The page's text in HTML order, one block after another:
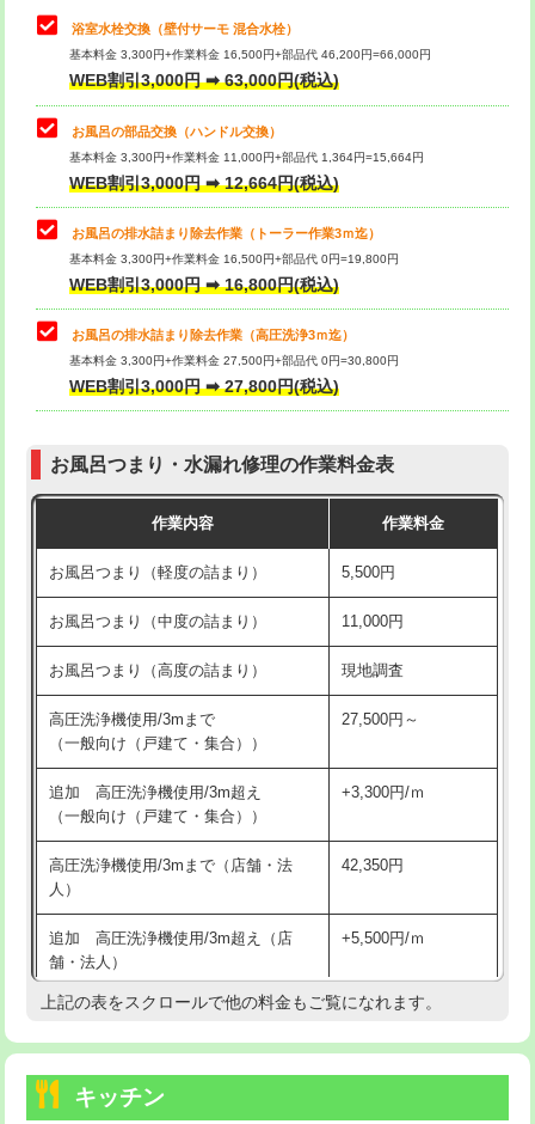
理・調整・分解・加工など（中作業）
止水・漏水調査・防水処理・清掃・修
理・調整・分解・加工など（重作業）
33,000円
トイレタンク脱着
トイレ便器脱着
タンクレストイレ脱着 33,000円
小便器トイレ脱着
その他部品の脱着 8,800円～
交換・取付（タンク）
交換・取付（普通便座） 11,000円+材料費
交換・取付（温水洗浄便座） 16,500円+材料費
交換・取付(単水栓（壁付・デッキ
式）)
13,200円+材料費
交換・取付(混合水栓（壁付・デッキ
式・ワンホール）)
16,500円+材料費
交換・取付(排水栓・排水トラップ
（P/S/ポップアップ））
22,000円+材料費
交換・取付（その他部品） 11,000円+材料費
持込商品取付（単水栓） 13,200円
持込商品取付（混合水栓）
持込商品取付（浄水器・分岐水栓） 16,500円
持込商品取付（温水洗浄便座） 22,000円
持込商品取付（普通便座⇔温水洗浄便
22,000円
給水管工事※（ホール加工)
浴室水栓交換（壁付サーモ 混合水栓）
基本料金 3,300円+作業料金 16,500円+部品代 46,200円=66,000円
WEB割引3,000円 ➡ 63,000円(税込)
お風呂の部品交換（ハンドル交換）
基本料金 3,300円+作業料金 11,000円+部品代 1,364円=15,664円
WEB割引3,000円 ➡ 12,664円(税込)
お風呂の排水詰まり除去作業（トーラー作業3ｍ迄）
基本料金 3,300円+作業料金 16,500円+部品代 0円=19,800円
WEB割引3,000円 ➡ 16,800円(税込)
お風呂の排水詰まり除去作業（高圧洗浄3ｍ迄）
基本料金 3,300円+作業料金 27,500円+部品代 0円=30,800円
WEB割引3,000円 ➡ 27,800円(税込)
お風呂つまり・水漏れ修理の作業料金表
作業内容 作業料金
お風呂つまり（軽度の詰まり） 5,500円
お風呂つまり（中度の詰まり） 11,000円
お風呂つまり（高度の詰まり） 現地調査
高圧洗浄機使用/3mまで
（一般向け（戸建て・集合））
27,500円～
追加 高圧洗浄機使用/3m超え
（一般向け（戸建て・集合））
+3,300円/ｍ
高圧洗浄機使用/3mまで（店舗・法
人）
42,350円
追加 高圧洗浄機使用/3m超え（店
舗・法人）
+5,500円/ｍ
高度高圧洗浄換 現地調査
トーラー機使用/3mまで
上記の表をスクロールで他の料金もご覧になれます。
キッチン